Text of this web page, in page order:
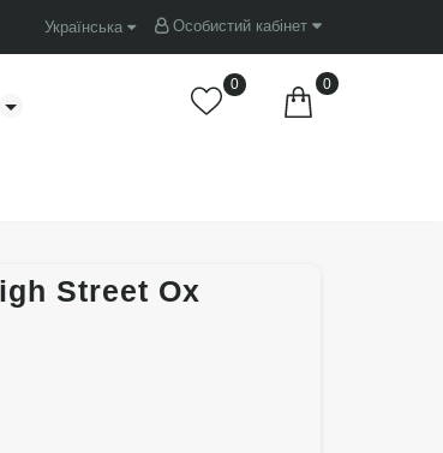
Особистий кабінет
Українська
0
0
Street Ox